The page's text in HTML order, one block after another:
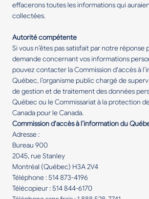
effacerons toutes les informations qui
collectées.
Autorité compétente
Si vous n’êtes pas satisfait par notre réponse
demande concernant vos informations
pouvez contacter la Commission d'accès à
Québec, l’organisme public chargé de
de gestion et de traitement des données
Québec ou le Commissariat à la protection
Canada pour le Canada.
Commission d'accès à l’information du
Adresse :
Bureau 900
2045, rue Stanley
Montréal (Québec) H3A 2V4
Téléphone : 514 873-4196
Télécopieur : 514 844-6170